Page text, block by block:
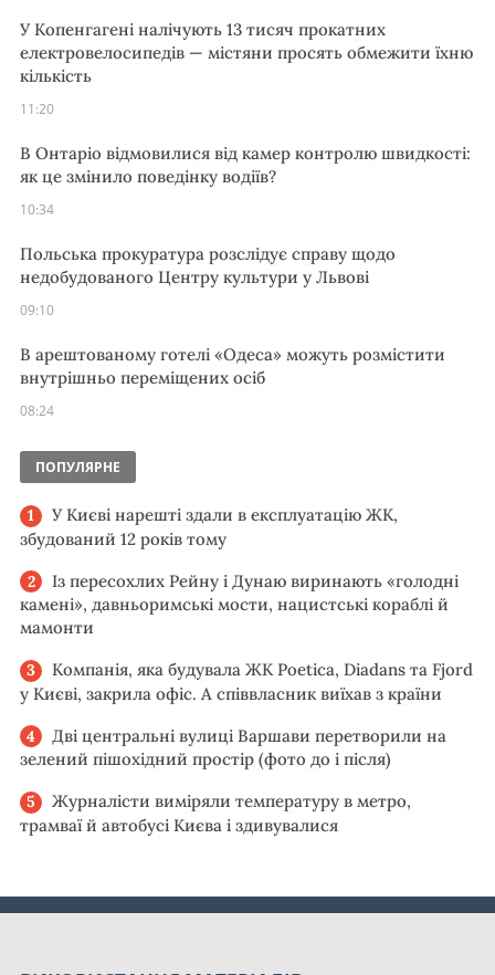
У Копенгагені налічують 13 тисяч прокатних
електровелосипедів — містяни просять обмежити їхню
кількість
11:20
В Онтаріо відмовилися від камер контролю швидкості:
як це змінило поведінку водіїв?
10:34
Польська прокуратура розслідує справу щодо
недобудованого Центру культури у Львові
09:10
В арештованому готелі «Одеса» можуть розмістити
внутрішньо переміщених осіб
08:24
ПОПУЛЯРНЕ
У Києві нарешті здали в експлуатацію ЖК,
збудований 12 років тому
Із пересохлих Рейну і Дунаю виринають «голодні
камені», давньоримські мости, нацистські кораблі й
мамонти
Компанія, яка будувала ЖК Poetica, Diadans та Fjord
у Києві, закрила офіс. А співвласник виїхав з країни
Дві центральні вулиці Варшави перетворили на
зелений пішохідний простір (фото до і після)
Журналісти виміряли температуру в метро,
трамваї й автобусі Києва і здивувалися